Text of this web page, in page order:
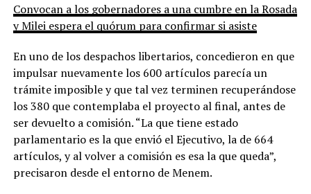
Convocan a los gobernadores a una cumbre en la Rosada
y Milei espera el quórum para confirmar si asiste
En uno de los despachos libertarios, concedieron en que
impulsar nuevamente los 600 artículos parecía un
trámite imposible y que tal vez terminen recuperándose
los 380 que contemplaba el proyecto al final, antes de
ser devuelto a comisión. “La que tiene estado
parlamentario es la que envió el Ejecutivo, la de 664
artículos, y al volver a comisión es esa la que queda”,
precisaron desde el entorno de Menem.